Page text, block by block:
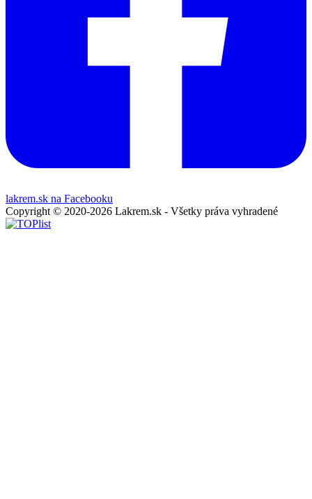
lakrem.sk na Facebooku
Copyright © 2020-2026 Lakrem.sk - Všetky práva vyhradené